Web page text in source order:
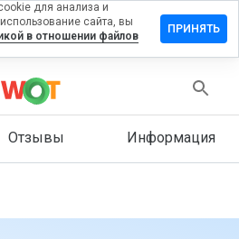
Отзывы Информация
для анализа и
сайта, вы
в отношении файлов
ПРИНЯТЬ